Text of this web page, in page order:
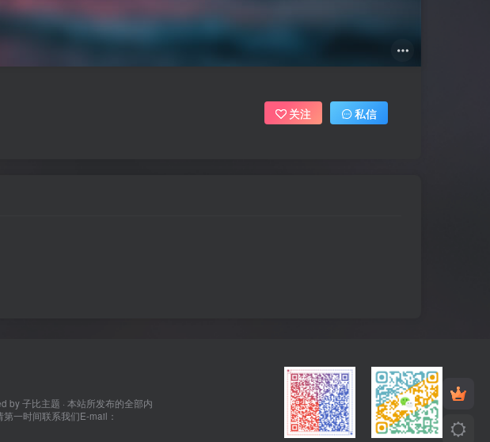
关注 私信
by子比主题 · 本站所发布的全部内
一时间联系我们E-mail：